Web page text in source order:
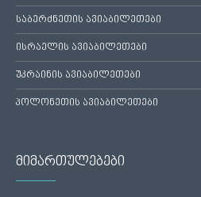
საბერძნეთის ავიაბილეთები
ისრაელის ავიაბილეთები
უკრაინის ავიაბილეთები
პოლონეთის ავიაბილეთები
მიმართულებები